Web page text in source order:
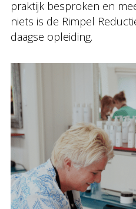
praktijk besproken en
niets is de Rimpel
daagse opleiding.